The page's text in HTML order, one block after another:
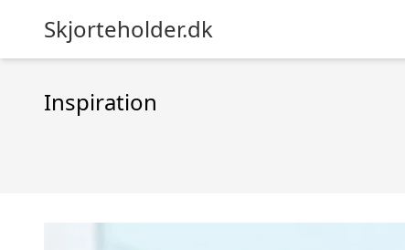
Skjorteholder.dk
Inspiration